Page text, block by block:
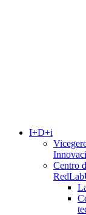
I+D+i
Centro